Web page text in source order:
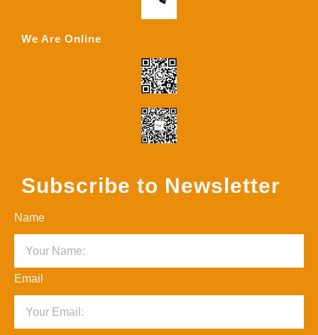
We Are Online
Subscribe to Newsletter
Name
Email